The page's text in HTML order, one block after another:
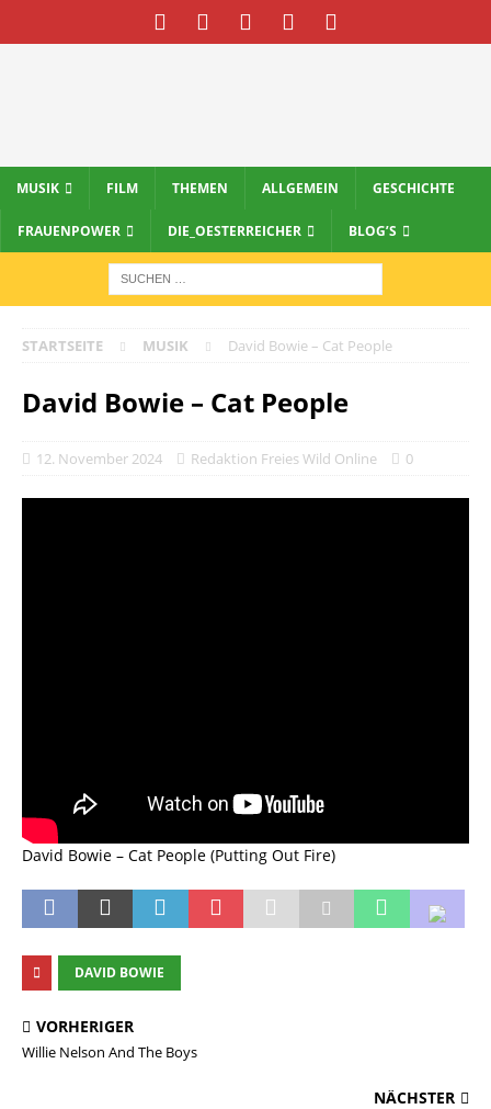
MUSIK FILM THEMEN ALLGEMEIN GESCHICHTE
FRAUENPOWER DIE_OESTERREICHER BLOG’S
STARTSEITE MUSIK David Bowie – Cat People
David Bowie – Cat People
12. November 2024 Redaktion Freies Wild Online 0
David Bowie – Cat People (Putting Out Fire)
DAVID BOWIE
VORHERIGER
Willie Nelson And The Boys
NÄCHSTER